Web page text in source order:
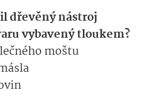
dřevěný nástroj
vybavený tloukem?
moštu